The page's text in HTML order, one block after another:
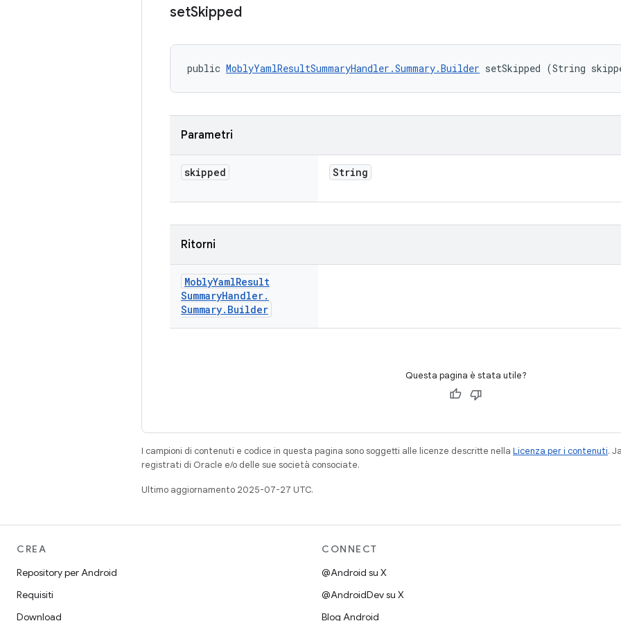
setSkipped
public MoblyYamlResultSummaryHandler.Summary.Builder setSkipped (String
Parametri
skipped String
Ritorni
MoblyYamlResult
SummaryHandler.
Summary. Builder
Questa pagina è stata utile?
I campioni di contenuti e codice in questa pagina sono soggetti alle licenze descritte nella Licenza per i contenuti.
registrati di Oracle e/o delle sue società consociate.
Ultimo aggiornamento 2025-07-27 UTC.
CREA
Repository per Android
Requisiti
Download
CONNECT
@Android su X
@AndroidDev su X
Blog Android